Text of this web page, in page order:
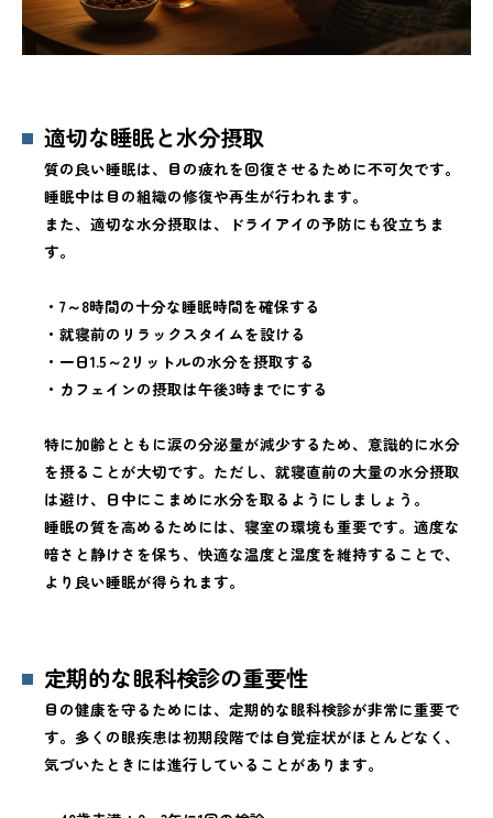
適切な睡眠と水分摂取
質の良い睡眠は、目の疲れを回復させるために不可欠です。
睡眠中は目の組織の修復や再生が行われます。
また、適切な水分摂取は、ドライアイの予防にも役立ちま
す。
・7～8時間の十分な睡眠時間を確保する
・就寝前のリラックスタイムを設ける
・一日1.5～2リットルの水分を摂取する
・カフェインの摂取は午後3時までにする
特に加齢とともに涙の分泌量が減少するため、意識的に水分
を摂ることが大切です。ただし、就寝直前の大量の水分摂取
は避け、日中にこまめに水分を取るようにしましょう。
睡眠の質を高めるためには、寝室の環境も重要です。適度な
暗さと静けさを保ち、快適な温度と湿度を維持することで、
より良い睡眠が得られます。
定期的な眼科検診の重要性
目の健康を守るためには、定期的な眼科検診が非常に重要で
す。多くの眼疾患は初期段階では自覚症状がほとんどなく、
気づいたときには進行していることがあります。